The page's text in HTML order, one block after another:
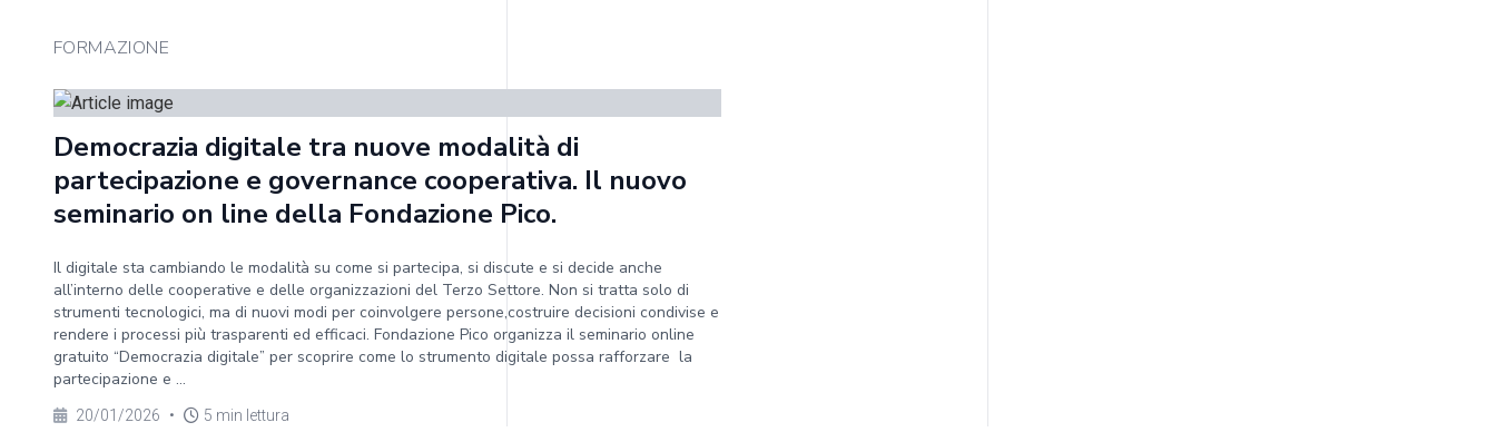
FORMAZIONE
Democrazia digitale tra nuove modalità di
partecipazione e governance cooperativa. Il nuovo
seminario on line della Fondazione Pico.
Il digitale sta cambiando le modalità su come si partecipa, si discute e si decide anche
all’interno delle cooperative e delle organizzazioni del Terzo Settore. Non si tratta solo di
strumenti tecnologici, ma di nuovi modi per coinvolgere persone,costruire decisioni condivise e
rendere i processi più trasparenti ed efficaci. Fondazione Pico organizza il seminario online
gratuito “Democrazia digitale” per scoprire come lo strumento digitale possa rafforzare la
partecipazione e ...
20/01/2026 • 5 min lettura